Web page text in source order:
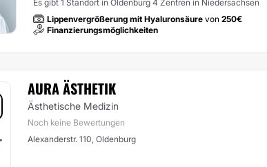
Es gibt 1 Standort in Oldenburg 4 Zentren in Niedersachsen
Lippenvergrößerung mit Hyaluronsäure von 250€
Finanzierungsmöglichkeiten
AURA ÄSTHETIK
Ästhetische Medizin
Noch keine Bewertungen
Alexanderstr. 110, Oldenburg